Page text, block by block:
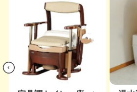
Pre
viou